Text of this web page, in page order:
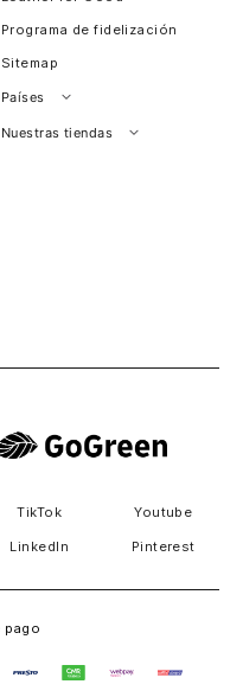
Programa de fidelización
Sitemap
Países
Perú
Nuestras tiendas
TikTok Youtube
LinkedIn Pinterest
pago